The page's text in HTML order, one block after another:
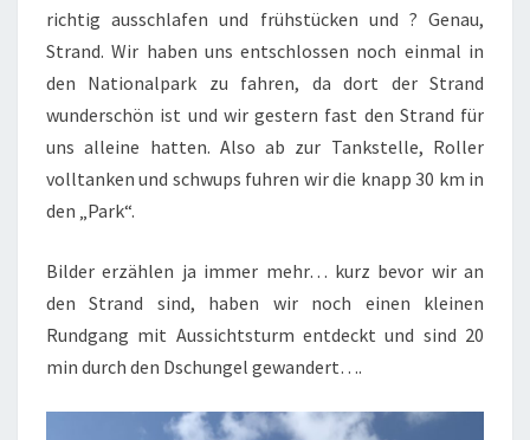
richtig ausschlafen und frühstücken und ? Genau,
Strand. Wir haben uns entschlossen noch einmal in
den Nationalpark zu fahren, da dort der Strand
wunderschön ist und wir gestern fast den Strand für
uns alleine hatten. Also ab zur Tankstelle, Roller
volltanken und schwups fuhren wir die knapp 30 km in
den „Park“.
Bilder erzählen ja immer mehr… kurz bevor wir an
den Strand sind, haben wir noch einen kleinen
Rundgang mit Aussichtsturm entdeckt und sind 20
min durch den Dschungel gewandert….